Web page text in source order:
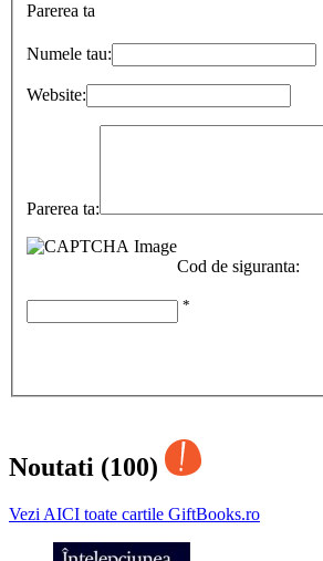
Parerea ta
Numele tau:
Website:
Parerea ta:
Cod de siguranta:
*
Noutati (100)
Vezi AICI toate cartile GiftBooks.ro